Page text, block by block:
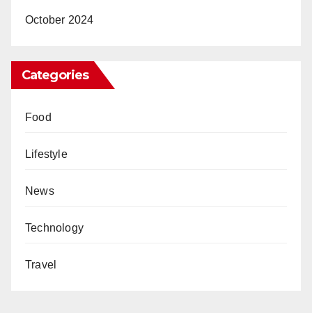
October 2024
Categories
Food
Lifestyle
News
Technology
Travel